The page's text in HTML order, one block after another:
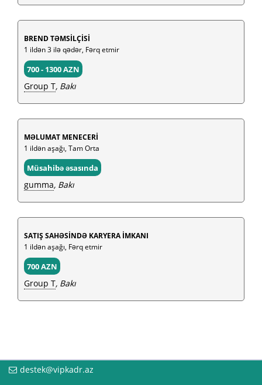
BREND TƏMSİLÇİSİ
1 ildən 3 ilə qədər, Fərq etmir
700 - 1300 AZN
Group T, Bakı
MƏLUMAT MENECERİ
1 ildən aşağı, Tam Orta
Müsahibə əsasında
gumma, Bakı
SATIŞ SAHƏSİNDƏ KARYERA İMKANI
1 ildən aşağı, Fərq etmir
700 AZN
Group T, Bakı
destek@vipkadr.az